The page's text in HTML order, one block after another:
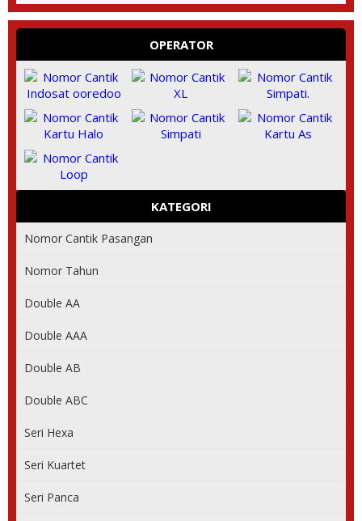
OPERATOR
KATEGORI
Nomor Cantik Pasangan
Nomor Tahun
Double AA
Double AAA
Double AB
Double ABC
Seri Hexa
Seri Kuartet
Seri Panca